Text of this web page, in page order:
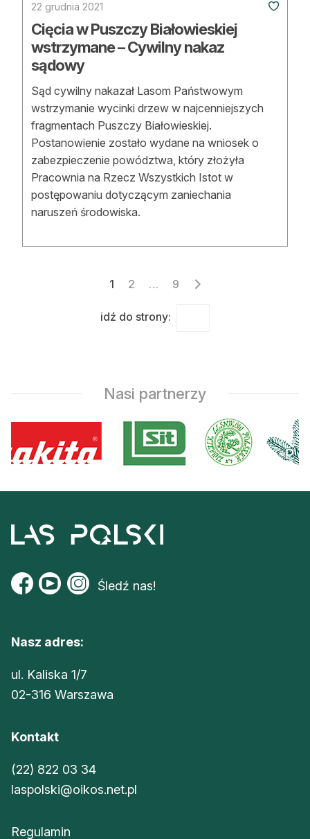
22 grudnia 2021
Cięcia w Puszczy Białowieskiej
wstrzymane – Cywilny nakaz
sądowy
Sąd cywilny nakazał Lasom Państwowym
wstrzymanie wycinki drzew w najcenniejszych
fragmentach Puszczy Białowieskiej.
Postanowienie zostało wydane na wniosek o
zabezpieczenie powództwa, który złożyła
Pracownia na Rzecz Wszystkich Istot w
postępowaniu dotyczącym zaniechania
naruszeń środowiska.
Stronicowanie
1 2 … 9
idź do strony:
Nasi partnerzy
Śledź nas!
Nasz adres:
ul. Kaliska 1/7
02-316 Warszawa
Kontakt
(22) 822 03 34
laspolski@oikos.net.pl
Regulamin